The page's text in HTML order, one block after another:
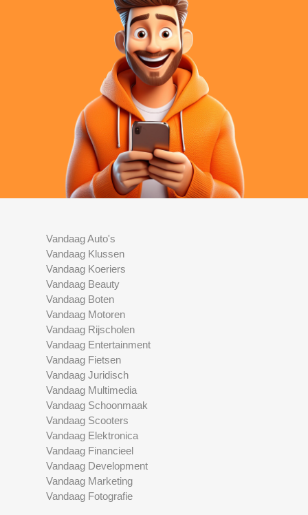
Vandaag Auto's
Vandaag Klussen
Vandaag Koeriers
Vandaag Beauty
Vandaag Boten
Vandaag Motoren
Vandaag Rijscholen
Vandaag Entertainment
Vandaag Fietsen
Vandaag Juridisch
Vandaag Multimedia
Vandaag Schoonmaak
Vandaag Scooters
Vandaag Elektronica
Vandaag Financieel
Vandaag Development
Vandaag Marketing
Vandaag Fotografie